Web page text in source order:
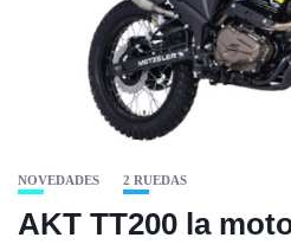
NOVEDADES 2 RUEDAS
AKT TT200 la